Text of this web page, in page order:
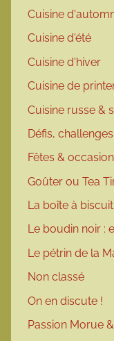
Cuisine
Cuisine d'été
Cuisine d'hiver
Cuisine de
Cuisine russe &
Défis,
Fêtes &
Goûter ou Tea
La boîte à
Le boudin noir :
Le pétrin de la
Non classé
On en discute !
Passion Morue